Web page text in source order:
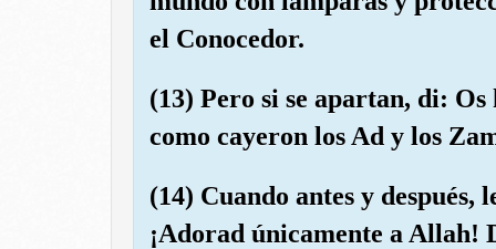
el Conocedor.
(13) Pero si se apartan, di:
como cayeron los Ad y los
(14) Cuando antes y
¡Adorad únicamente a Allah!